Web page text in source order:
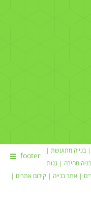
footer
|בנייה מתועשת
בניה מהירה
גגות
| אתר בנייה קידום אתרים